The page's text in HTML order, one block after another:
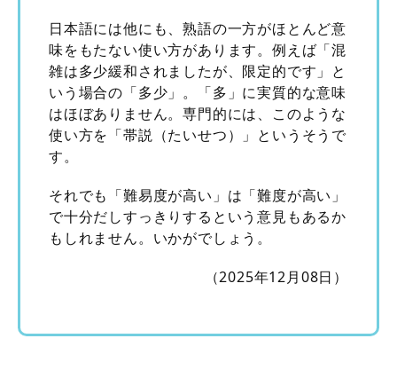
日本語には他にも、熟語の一方がほとんど意
味をもたない使い方があります。例えば「混
雑は多少緩和されましたが、限定的です」と
いう場合の「多少」。「多」に実質的な意味
はほぼありません。専門的には、このような
使い方を「帯説（たいせつ）」というそうで
す。
それでも「難易度が高い」は「難度が高い」
で十分だしすっきりするという意見もあるか
もしれません。いかがでしょう。
（2025年12月08日）